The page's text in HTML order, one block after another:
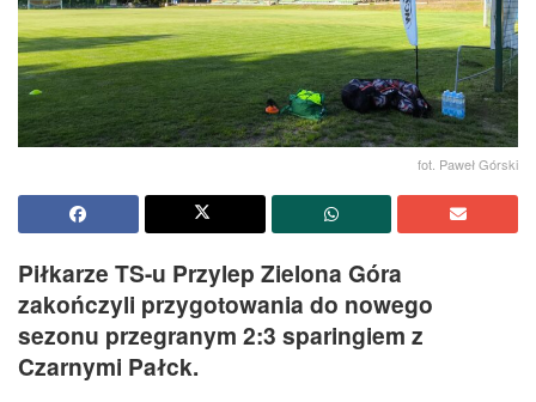
fot. Paweł Górski
Piłkarze TS-u Przylep Zielona Góra
zakończyli przygotowania do nowego
sezonu przegranym 2:3 sparingiem z
Czarnymi Pałck.